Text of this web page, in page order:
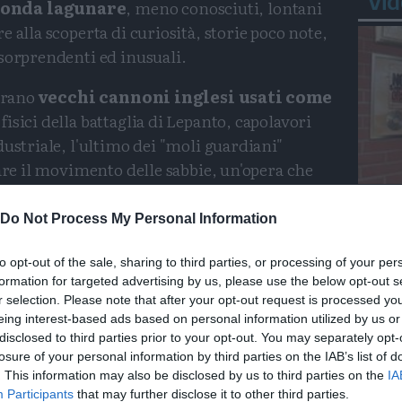
Do Not Process My Personal Information
opt-out of the sale, sharing to third parties, or processing of your
for targeted advertising by us, please use the below opt-out
selection. Please note that after your opt-out request is processed
interest-based ads based on personal information utilized by us
to third parties prior to your opt-out. You may separately
of your personal information by third parties on the IAB’s list of
This information may also be disclosed by us to third parties on the
Participants that may further disclose it to other third parties.
lagunare, meno conosciuti, lontani
alla scoperta di curiosità, storie poco note,
ed inusuali.
vecchi cannoni inglesi usati come
della battaglia di Lepanto, capolavori
l'ultimo dei "moli guardiani"
il movimento delle sabbie, un'opera che
rischiò di scomparire, il miracolo
Vergine, una spiaggia della laguna
dell'Unesco.
cliché, la laguna di Venezia e le
dal litorale del Cavallino ad Altino, dalle
conserva ancora tesori nascosti che rivela
che sanno uscire dai sentieri battuti. Il
numeri di telefono e fotografie, per